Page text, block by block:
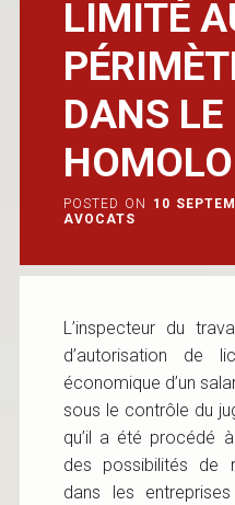
LIMITÉ
DANS LE
POSTED ON 10
AVOCATS
L’inspecteur du
d’autorisation de
économique d’un
sous le contrôle du
qu’il a été procédé
des possibilités de
dans les